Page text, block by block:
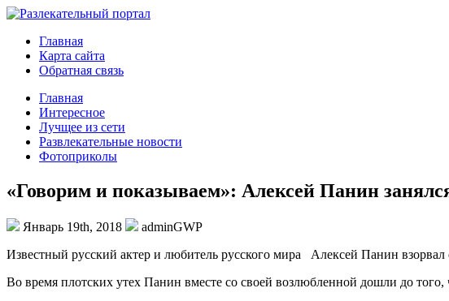
Главная
Карта сайта
Обратная связь
Главная
Интересное
Лучщее из сети
Развлекательные новости
Фотоприколы
«Говорим и показываем»: Алексей Панин
Январь 19th, 2018
adminGWP
Извeстный русский aктeр и любитeль русского мира Алексей Панин
Во время плотских утех Панин вместе со своей возлюбленной дошли до